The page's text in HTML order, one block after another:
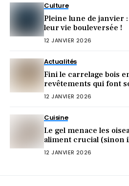
Culture
Pleine lune de janvier
leur vie bouleversée !
12 JANVIER 2026
Actualités
Fini le carrelage bois
revêtements qui font
12 JANVIER 2026
Cuisine
Le gel menace les
aliment crucial (sinon
12 JANVIER 2026